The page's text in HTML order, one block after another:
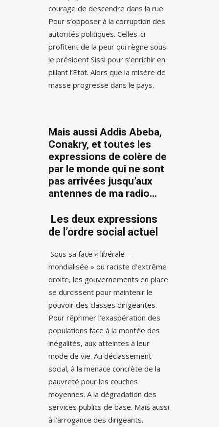
courage de descendre dans la rue.
Pour s’opposer à la corruption des
autorités politiques. Celles-ci
profitent de la peur qui règne sous
le président Sissi pour s’enrichir en
pillant l’Etat. Alors que la misère de
masse progresse dans le pays.
Mais aussi Addis Abeba,
Conakry, et toutes les
expressions de colère de
par le monde qui ne sont
pas arrivées jusqu’aux
antennes de ma radio…
Les deux expressions
de l’ordre social actuel
Sous sa face « libérale –
mondialisée » ou raciste d’extrême
droite, les gouvernements en place
se durcissent pour maintenir le
pouvoir des classes dirigeantes.
Pour réprimer l’exaspération des
populations face à la montée des
inégalités, aux atteintes à leur
mode de vie. Au déclassement
social, à la menace concrète de la
pauvreté pour les couches
moyennes. A la dégradation des
services publics de base. Mais aussi
à l’arrogance des dirigeants.